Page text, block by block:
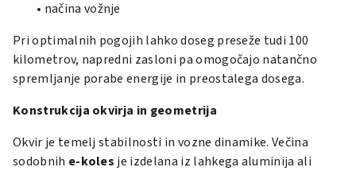
• načina vožnje
Pri optimalnih pogojih lahko doseg preseže tudi 100
kilometrov, napredni zasloni pa omogočajo natančno
spremljanje porabe energije in preostalega dosega.
Konstrukcija okvirja in geometrija
Okvir je temelj stabilnosti in vozne dinamike. Večina
sodobnih e-koles je izdelana iz lahkega aluminija ali